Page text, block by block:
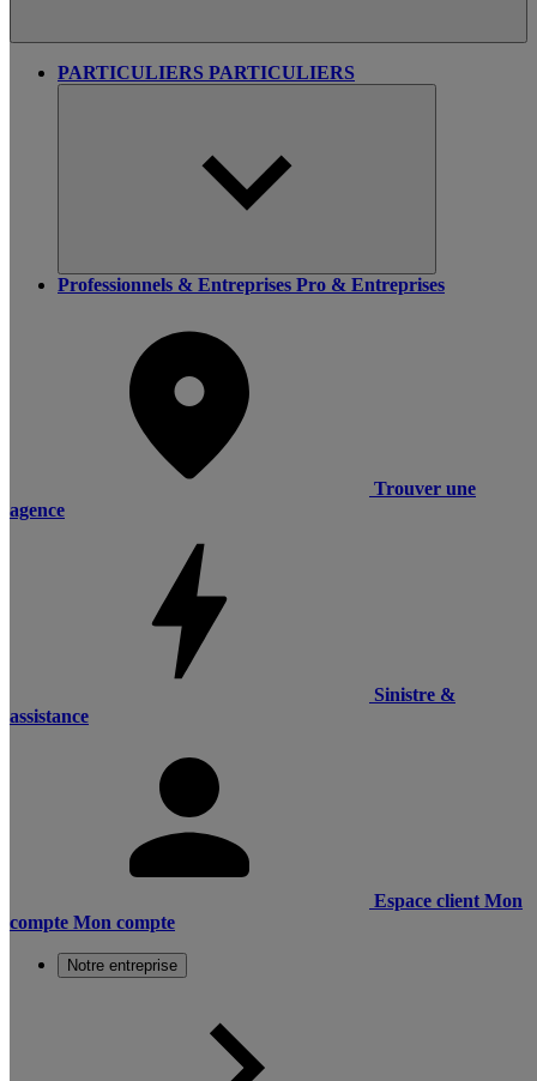
PARTICULIERS PARTICULIERS
Professionnels & Entreprises Pro & Entreprises
Trouver une
agence
Sinistre &
assistance
Espace client Mon
compte Mon compte
Notre entreprise